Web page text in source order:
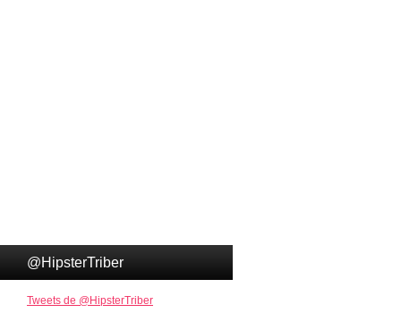
@HipsterTriber
Tweets de @HipsterTriber